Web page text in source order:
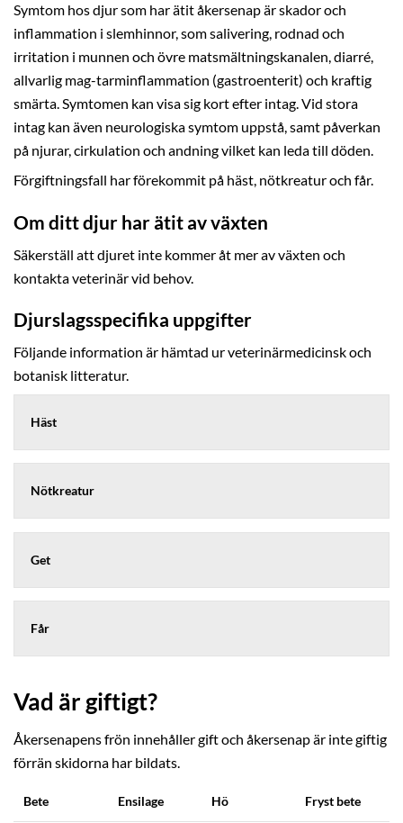
Symtom hos djur som har ätit åkersenap är skador och
inflammation i slemhinnor, som salivering, rodnad och
irritation i munnen och övre matsmältningskanalen, diarré,
allvarlig mag-tarminflammation (gastroenterit) och kraftig
smärta. Symtomen kan visa sig kort efter intag. Vid stora
intag kan även neurologiska symtom uppstå, samt påverkan
på njurar, cirkulation och andning vilket kan leda till döden.
Förgiftningsfall har förekommit på häst, nötkreatur och får.
Om ditt djur har ätit av växten
Säkerställ att djuret inte kommer åt mer av växten och
kontakta veterinär vid behov.
Djurslagsspecifika uppgifter
Följande information är hämtad ur veterinärmedicinsk och
botanisk litteratur.
Häst
Nötkreatur
Get
Får
Vad är giftigt?
Åkersenapens frön innehåller gift och åkersenap är inte giftig
förrän skidorna har bildats.
Bete Ensilage Hö Fryst bete